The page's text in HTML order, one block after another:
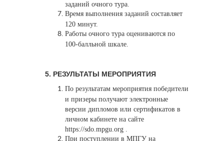
заданий очного тура.
Время выполнения заданий составляет
120 минут.
Работы очного тура оцениваются по
100-балльной шкале.
5. РЕЗУЛЬТАТЫ МЕРОПРИЯТИЯ
По результатам мероприятия победители
и призеры получают электронные
версии дипломов или сертификатов в
личном кабинете на сайте
https://sdo.mpgu.org .
При поступлении в МПГУ на